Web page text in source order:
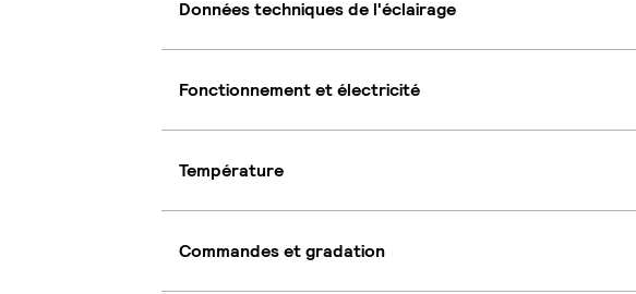
Données techniques de l'éclairage
Fonctionnement et électricité
Température
Commandes et gradation